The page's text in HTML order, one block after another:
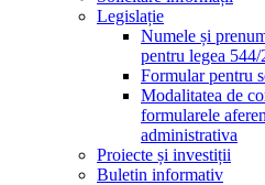
Legislație
Numele și
pentru legea 544/
Formular pentru
Modalitatea de
formularele
administrativa
Proiecte și investiții
Buletin informativ